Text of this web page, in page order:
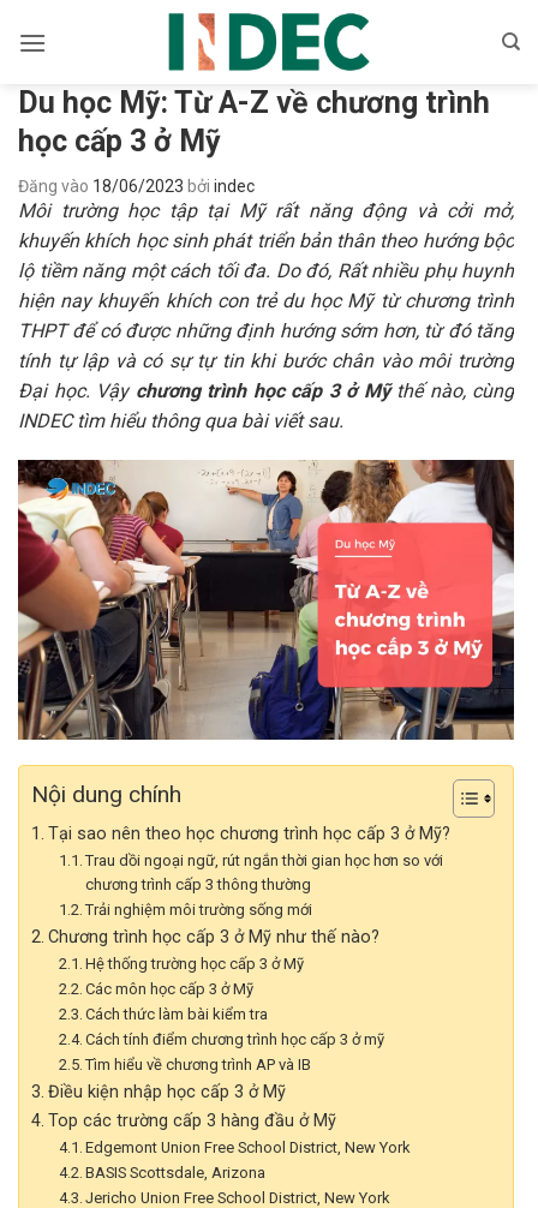
qua
dungDu học Mỹ: Từ A-Z về chương trình
học cấp 3 ở Mỹ
Đăng vào 18/06/2023 bởi indec
Môi trường học tập tại Mỹ rất năng động và cởi mở,
khuyến khích học sinh phát triển bản thân theo hướng bộc
lộ tiềm năng một cách tối đa. Do đó, Rất nhiều phụ huynh
hiện nay khuyến khích con trẻ du học Mỹ từ chương trình
THPT để có được những định hướng sớm hơn, từ đó tăng
tính tự lập và có sự tự tin khi bước chân vào môi trường
Đại học. Vậy chương trình học cấp 3 ở Mỹthế nào, cùng
INDEC tìm hiểu thông qua bài viết sau.
Nội dung chính
Tại sao nên theo học chương trình học cấp 3 ở Mỹ?
Trau dồi ngoại ngữ, rút ngắn thời gian học hơn so với
chương trình cấp 3 thông thường
Trải nghiệm môi trường sống mới
Chương trình học cấp 3 ở Mỹ như thế nào?
Hệ thống trường học cấp 3 ở Mỹ
Các môn học cấp 3 ở Mỹ
Cách thức làm bài kiểm tra
Cách tính điểm chương trình học cấp 3 ở mỹ
Tìm hiểu về chương trình AP và IB
Điều kiện nhập học cấp 3 ở Mỹ
Top các trường cấp 3 hàng đầu ở Mỹ
Edgemont Union Free School District, New York
BASIS Scottsdale, Arizona
Jericho Union Free School District, New York